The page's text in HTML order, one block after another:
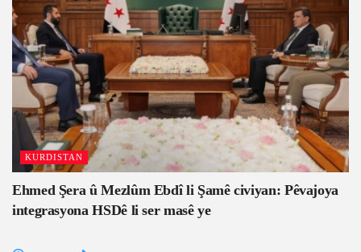
KURDISTAN
Ehmed Şera û Mezlûm Ebdî li Şamê civiyan: Pêvajoya
integrasyona HSDê li ser masê ye